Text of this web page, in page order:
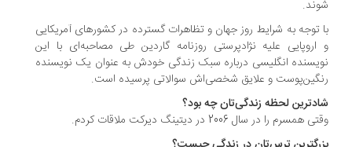
توجه به شرایط روز جهان و تظاهرات گسترده در کشورهای آمریکایی
علیه نژادپرستی روزنامه گاردین طی مصاحبه‌ای با این
انگلیسی درباره سبک زندگی خودش به عنوان یک نویسنده
و علایق شخصی‌اش سوالاتی پرسیده است.
لحظه زندگی‌تان چه بود؟
همسرم را در سال 2006 در دیتینگ دیرکت ملاقات کردم.